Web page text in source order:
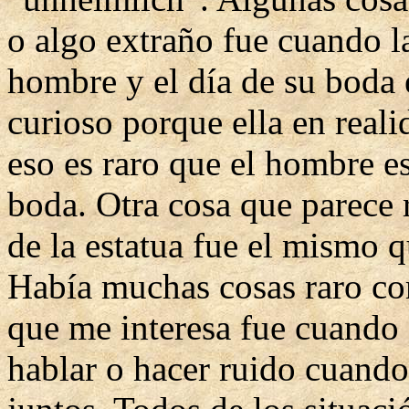
o algo extraño fue cuando
hombre y el día de su
curioso porque ella en
eso es raro que el hombre
boda. Otra cosa que
de la estatua fue el mismo
Había muchas cosas raro
que me interesa fue
hablar o hacer ruido